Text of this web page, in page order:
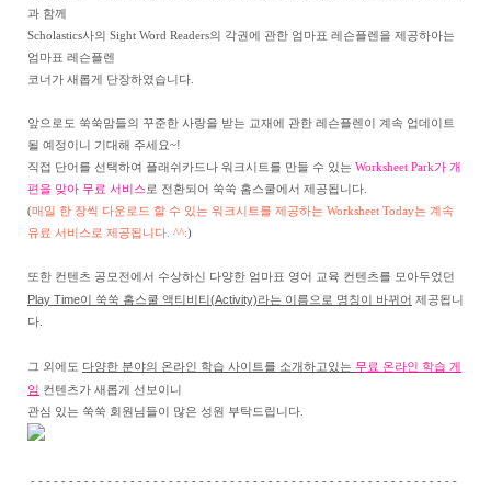
과 함께
Scholastics사의 Sight Word Readers의 각권에 관한 엄마표 레슨플렌을 제공하아는
엄마표 레슨플렌
코너가 새롭게 단장하였습니다.
앞으로도 쑥쑥맘들의 꾸준한 사랑을 받는 교재에 관한 레슨플렌이 계속 업데이트
될 예정이니 기대해 주세요~!
직접 단어를 선택하여 플래쉬카드나 워크시트를 만들 수 있는 Worksheet Park가 개
편을 맞아 무료 서비스 로 전환되어 쑥쑥 홈스쿨에서 제공됩니다.
(매일 한 장씩 다운로드 할 수 있는 워크시트를 제공하는 Worksheet Today는 계속
유료 서비스로 제공됩니다. ^^:)
또한 컨텐츠 공모전에서 수상하신 다양한 엄마표 영어 교육 컨텐츠를 모아두었던
Play Time이 쑥쑥 홈스쿨 액티비티(Activity)라는 이름으로 명칭이 바뀌어 제공됩니
다.
그 외에도 다양한 분야의 온라인 학습 사이트를 소개하고있는 무료 온라인 학습 게
임 컨텐츠가 새롭게 선보이니
관심 있는 쑥쑥 회원님들이 많은 성원 부탁드립니다.
- - - - - - - - - - - - - - - - - - - - - - - - - - - - - - - - - - - - - - - - - - - - - - - - - - - - - - - -